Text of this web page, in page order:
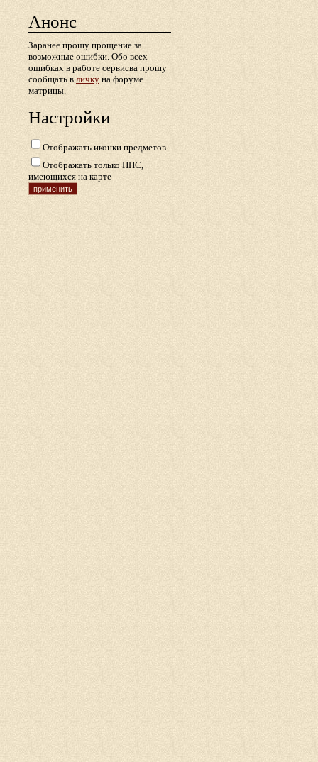
Анонс
Заранее прошу прощение за
возможные ошибки. Обо всех
ошибках в работе сервисва прошу
сообщать в личку на форуме
матрицы.
Настройки
Отображать иконки предметов
Отображать только НПС,
имеющихся на карте